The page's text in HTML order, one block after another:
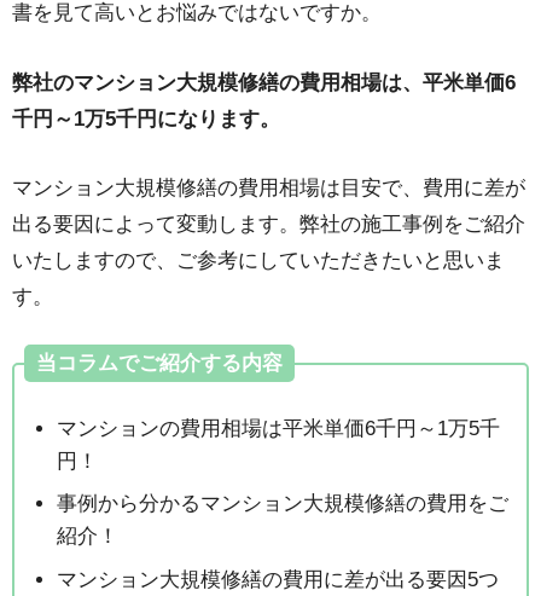
書を見て高いとお悩みではないですか。
弊社のマンション大規模修繕の費用相場は、平米単価6
千円～1万5千円になります。
マンション大規模修繕の費用相場は目安で、費用に差が
出る要因によって変動します。弊社の施工事例をご紹介
いたしますので、ご参考にしていただきたいと思いま
す。
当コラムでご紹介する内容
マンションの費用相場は平米単価6千円～1万5千
円！
事例から分かるマンション大規模修繕の費用をご
紹介！
マンション大規模修繕の費用に差が出る要因5つ